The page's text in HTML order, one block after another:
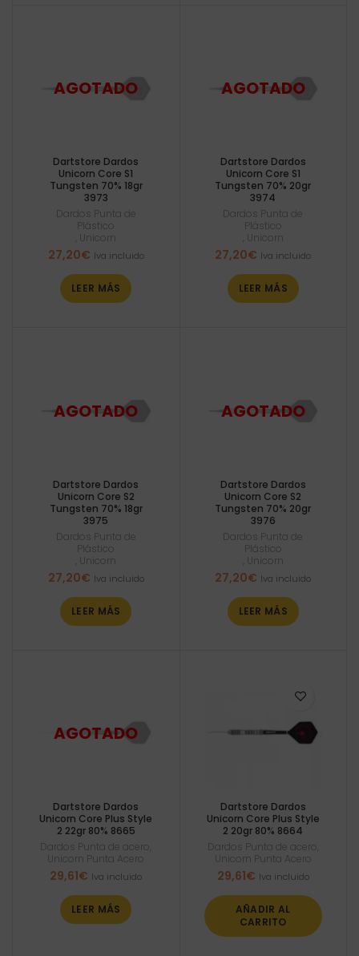
Dartstore Dardos
Unicorn Core S1
Tungsten 70% 18gr
3973
Dardos Punta de
Plástico
Unicorn
27,20€ Iva incluido
LEER MÁS
Dartstore Dardos
Unicorn Core S1
Tungsten 70% 20gr
3974
Dardos Punta de
Plástico
Unicorn
27,20€ Iva incluido
LEER MÁS
Dartstore Dardos
Unicorn Core S2
Tungsten 70% 18gr
3975
Dardos Punta de
Plástico
Unicorn
27,20€ Iva incluido
LEER MÁS
Dartstore Dardos
Unicorn Core S2
Tungsten 70% 20gr
3976
Dardos Punta de
Plástico
Unicorn
27,20€ Iva incluido
LEER MÁS
Dartstore Dardos
Unicorn Core Plus Style
2 22gr 80% 8665
Dardos Punta de acero
Unicorn Punta Acero
29,61€ Iva incluido
LEER MÁS
Dartstore Dardos
Unicorn Core Plus Style
2 20gr 80% 8664
Dardos Punta de acero
Unicorn Punta Acero
29,61€ Iva incluido
AÑADIR AL
CARRITO